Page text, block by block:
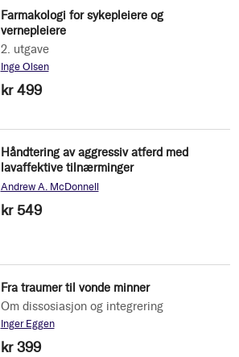
Farmakologi for sykepleiere og
vernepleiere
2. utgave
Inge Olsen
kr 499
Håndtering av aggressiv atferd med
lavaffektive tilnærminger
Andrew A. McDonnell
kr 549
Fra traumer til vonde minner
Om dissosiasjon og integrering
Inger Eggen
kr 399